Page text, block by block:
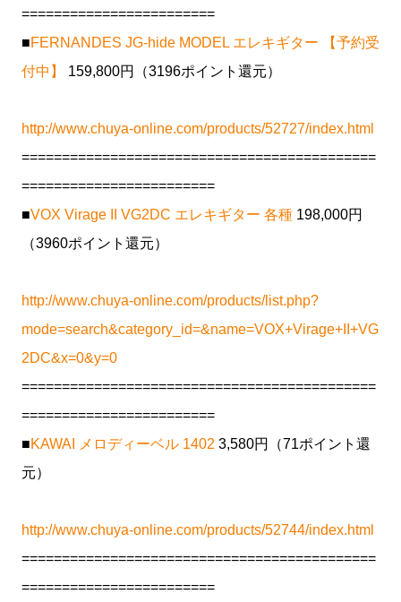
========================
■FERNANDES JG-hide MODEL エレキギター 【予約受
付中】
159,800円（3196ポイント還元）
http://www.chuya-online.com/products/52727/index.html
============================================
========================
■VOX Virage II VG2DC エレキギター 各種 198,000円
（3960ポイント還元）
http://www.chuya-online.com/products/list.php?
mode=search&category_id=&name=VOX+Virage+II+VG
2DC&x=0&y=0
============================================
========================
■KAWAI メロディーベル 1402 3,580円（71ポイント還
元）
http://www.chuya-online.com/products/52744/index.html
============================================
========================